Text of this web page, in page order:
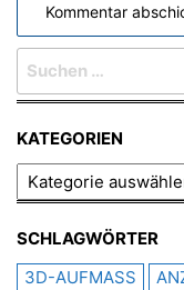
KATEGORIEN
KATEGORIEN
SCHLAGWÖRTER
3D-AUFMASS